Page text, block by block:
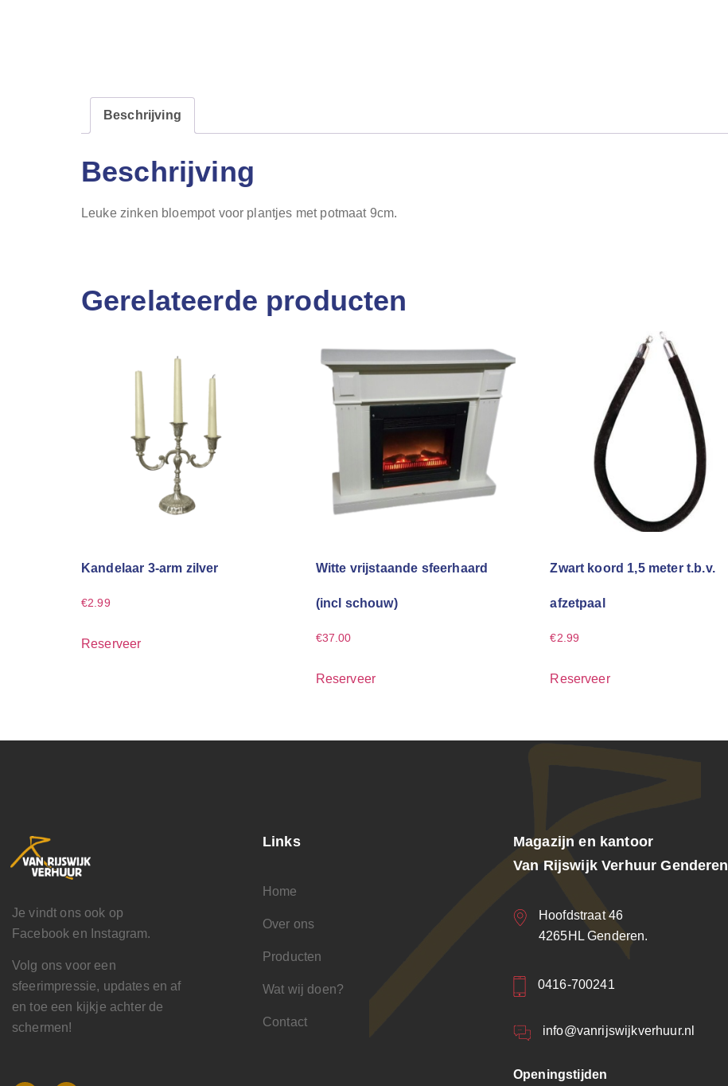
Beschrijving
Beschrijving
Leuke zinken bloempot voor plantjes met potmaat 9cm.
Gerelateerde producten
Kandelaar 3-arm zilver
€2.99
Reserveer
Witte vrijstaande sfeerhaard
(incl schouw)
€37.00
Reserveer
Zwart koord 1,5 meter t.b.v.
afzetpaal
€2.99
Reserveer
Je vindt ons ook op
Facebook en Instagram.
Volg ons voor een
sfeerimpressie, updates en af
en toe een kijkje achter de
schermen!
Links
Home
Over ons
Producten
Wat wij doen?
Contact
Magazijn en kantoor
Van Rijswijk Verhuur Genderen
Hoofdstraat 46
4265HL Genderen.
0416-700241
info@vanrijswijkverhuur.nl
Openingstijden